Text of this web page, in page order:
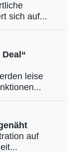
sich auf...
leise
auf